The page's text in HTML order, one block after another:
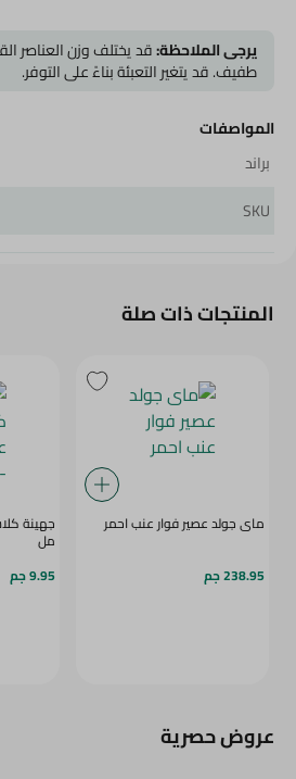
يرجى الملاحظة:قد يختلف وزن العناصر
طفيف. قد يتغير التعبئة بناءً على التوفر.
المواصفات
براند
SKU
المنتجات ذات صلة
ماى جولد عصير فوار عنب احمر
238.95 جم
مل
9.95 جم
عروض حصرية